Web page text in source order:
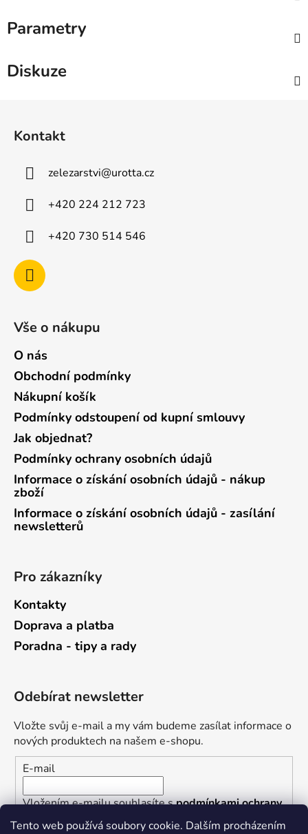
Tento web používá soubory cookie. Dalším procházením
Parametry
Diskuze
Kontakt
zelezarstvi@urotta.cz
+420 224 212 723
+420 730 514 546
Vše o nákupu
O nás
Obchodní podmínky
Nákupní košík
Podmínky odstoupení od kupní smlouvy
Jak objednat?
Podmínky ochrany osobních údajů
Informace o získání osobních údajů - nákup
zboží
Informace o získání osobních údajů - zasílání
newsletterů
Pro zákazníky
Kontakty
Doprava a platba
Poradna - tipy a rady
Odebírat newsletter
Vložte svůj e-mail a my vám budeme zasílat informace o
nových produktech na našem e-shopu.
E-mail
Vložením e-mailu souhlasíte spodmínkami ochrany
osobních údajů